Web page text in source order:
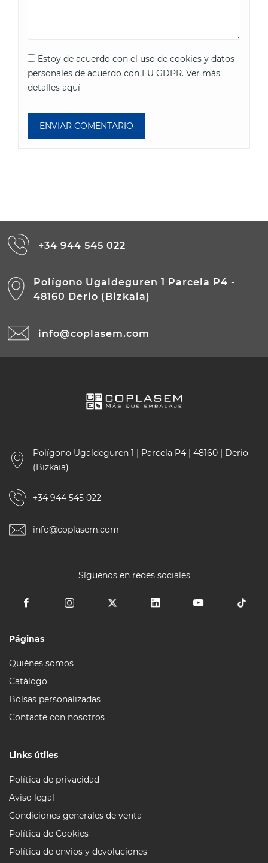
Estoy de acuerdo con el uso de cookies y datos
personales de acuerdo con EU GDPR. Ver más
detalles aquí
+34 944 545 022
Polígono Ugaldeguren 1 Parcela P4 -
48160 Derio (Bizkaia)
info@coplasem.com
Polígono Ugaldeguren 1 | Parcela P4 | 48160 | Derio
(Bizkaia)
+34 944 545 022
info@coplasem.com
Síguenos en redes sociales
Páginas
Quiénes somos
Catálogo
Bolsas personalizadas
Contacte con nosotros
Links útiles
Política de privacidad
Aviso legal
Condiciones generales de venta
Política de Cookies
Política de envios y devoluciones